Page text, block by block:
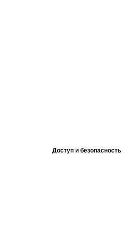
Доступ и безопасность